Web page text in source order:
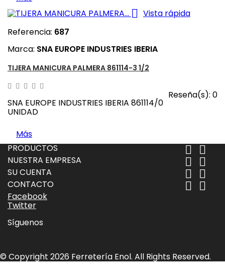
 Vista rápida
Referencia: 687
Marca: SNA EUROPE INDUSTRIES IBERIA
TIJERA MANICURA PALMERA 861114-3 1/2
Reseña(s): 0
SNA EUROPE INDUSTRIES IBERIA 861114/0
UNIDAD
Más
PRODUCTOS
 
NUESTRA EMPRESA  
SU CUENTA  
CONTACTO  
Facebook
Twitter
Síguenos
© Copyright 2026 Ferretería Enol. All Rights Reserved.